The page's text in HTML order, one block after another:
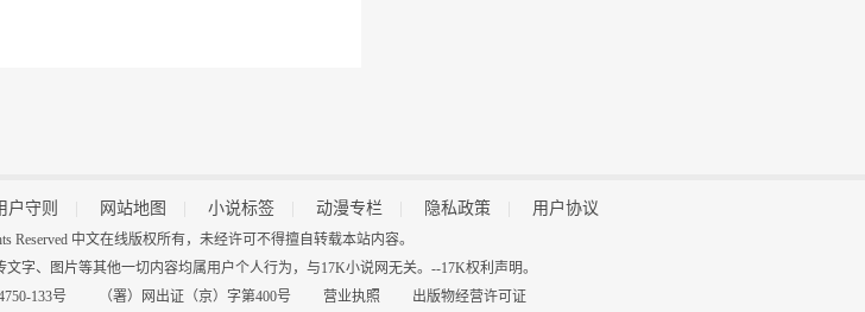
户守则 网站地图 小说标签 动漫专栏 隐私政策 用户协议
Reserved 中文在线版权所有，未经许可不得擅自转载本站内容。
字、图片等其他一切内容均属用户个人行为，与17K小说网无关。--17K权利声明。
133号 （署）网出证（京）字第400号 营业执照 出版物经营许可证